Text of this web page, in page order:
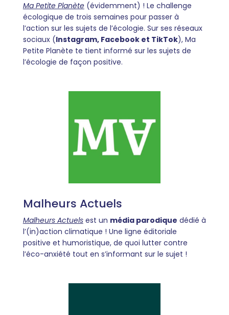
Ma Petite Planète(évidemment) ! Le challenge
écologique de trois semaines pour passer à
l’action sur les sujets de l’écologie. Sur ses réseaux
sociaux (Instagram, Facebook et TikTok), Ma
Petite Planète te tient informé sur les sujets de
l’écologie de façon positive.
Malheurs Actuels
Malheurs Actuelsest un média parodique dédié à
l’(in)action climatique ! Une ligne éditoriale
positive et humoristique, de quoi lutter contre
l’éco-anxiété tout en s’informant sur le sujet !